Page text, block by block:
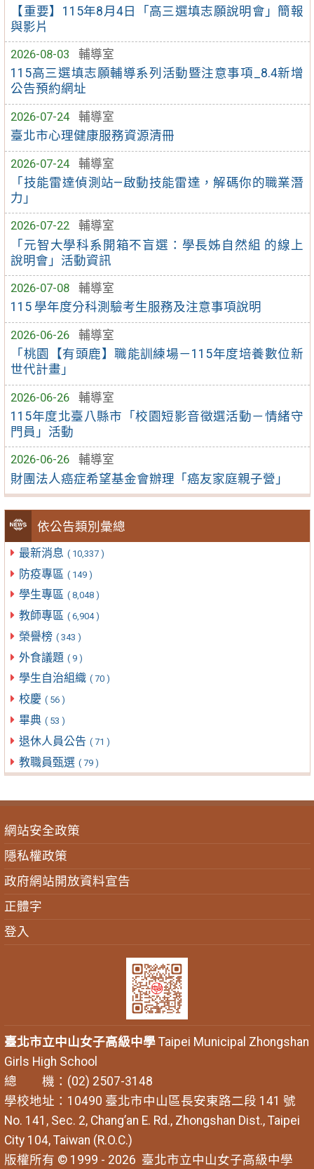
【重要】115年8月4日「高三選填志願說明會」簡報
與影片
2026-08-03
輔導室
115高三選填志願輔導系列活動暨注意事項_8.4新增
公告預約網址
2026-07-24
輔導室
臺北市心理健康服務資源清冊
2026-07-24
輔導室
「技能雷達偵測站—啟動技能雷達，解碼你的職業潛
力」
2026-07-22
輔導室
「元智大學科系開箱不盲選：學長姊自然組 的線上
說明會」活動資訊
2026-07-08
輔導室
115 學年度分科測驗考生服務及注意事項說明
2026-06-26
輔導室
「桃園【有頭鹿】職能訓練場－115年度培養數位新
世代計畫」
2026-06-26
輔導室
115年度北臺八縣市「校園短影音徵選活動－情緒守
門員」活動
2026-06-26
輔導室
財團法人癌症希望基金會辦理「癌友家庭親子營」
依公告類別彙總
最新消息 ( 10,337 )
防疫專區 ( 149 )
學生專區 ( 8,048 )
教師專區 ( 6,904 )
榮譽榜 ( 343 )
外食議題 ( 9 )
學生自治組織 ( 70 )
校慶 ( 56 )
畢典 ( 53 )
退休人員公告 ( 71 )
教職員甄選 ( 79 )
網站安全政策
隱私權政策
政府網站開放資料宣告
正體字
登入
臺北市立中山女子高級中學Taipei Municipal Zhongshan
Girls High School
總 機：(02) 2507-3148
學校地址：10490 臺北市中山區長安東路二段 141 號
No. 141, Sec. 2, Chang’an E. Rd., Zhongshan Dist., Taipei
City 104, Taiwan (R.O.C.)
版權所有 © 1999 - 2026 臺北市立中山女子高級中學